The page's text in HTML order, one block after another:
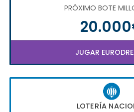
PRÓXIMO BOTE
JUGAR
LOTERÍA